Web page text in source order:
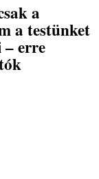
a
a testünket
– erre